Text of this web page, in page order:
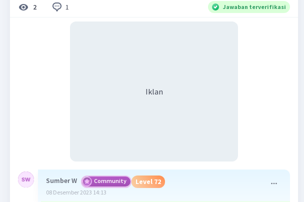
2 1 Jawaban terverifikasi
Iklan
Sumber W Community Level 72
08 Desember 2023 14:13